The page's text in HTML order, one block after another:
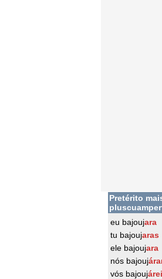
Pretérito
eu bajoujara
tu bajoujaras
ele bajoujara
nós bajouj
vós bajouj